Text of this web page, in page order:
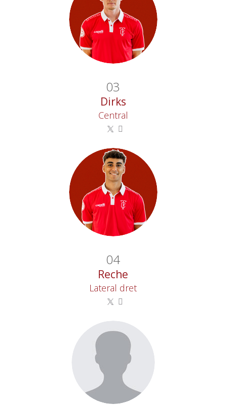
03
Dirks
Central
04
Reche
Lateral dret